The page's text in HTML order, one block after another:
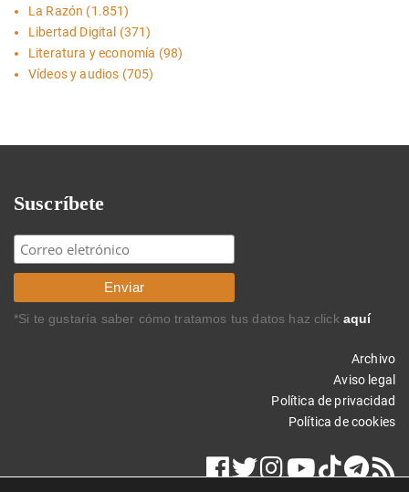
La Razón (1.851)
Libertad Digital (371)
Literatura y economía (98)
Vídeos y audios (705)
Suscríbete
*Si te gustaría saber cómo tratamos tus datos haz click aquí
Archivo
Aviso legal
Política de privacidad
Política de cookies